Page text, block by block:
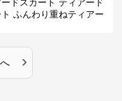
ドスカート ティアード
ふんわり重ねティアー
›